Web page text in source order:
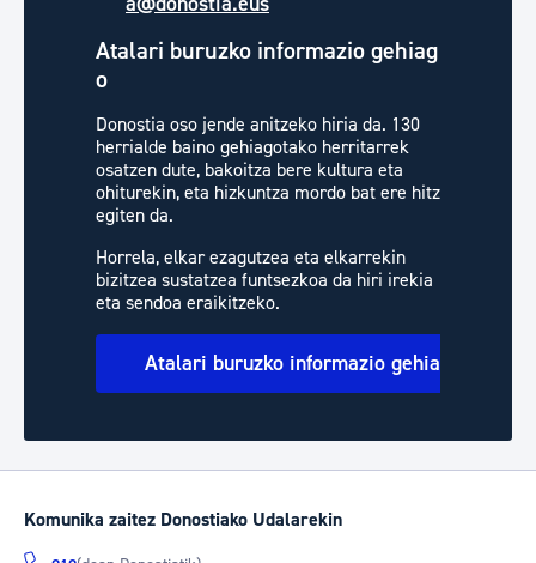
Atalari buruzko informazio gehiag
o
Donostia oso jende anitzeko hiria da. 130
herrialde baino gehiagotako herritarrek
osatzen dute, bakoitza bere kultura eta
ohiturekin, eta hizkuntza mordo bat ere hitz
egiten da.
Horrela, elkar ezagutzea eta elkarrekin
bizitzea sustatzea funtsezkoa da hiri irekia
eta sendoa eraikitzeko.
Atalari buruzko informazio gehiago
Komunika zaitez Donostiako Udalarekin